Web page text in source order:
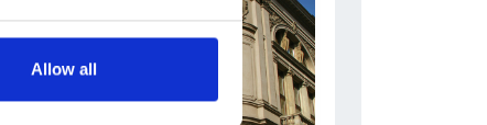
Allow all